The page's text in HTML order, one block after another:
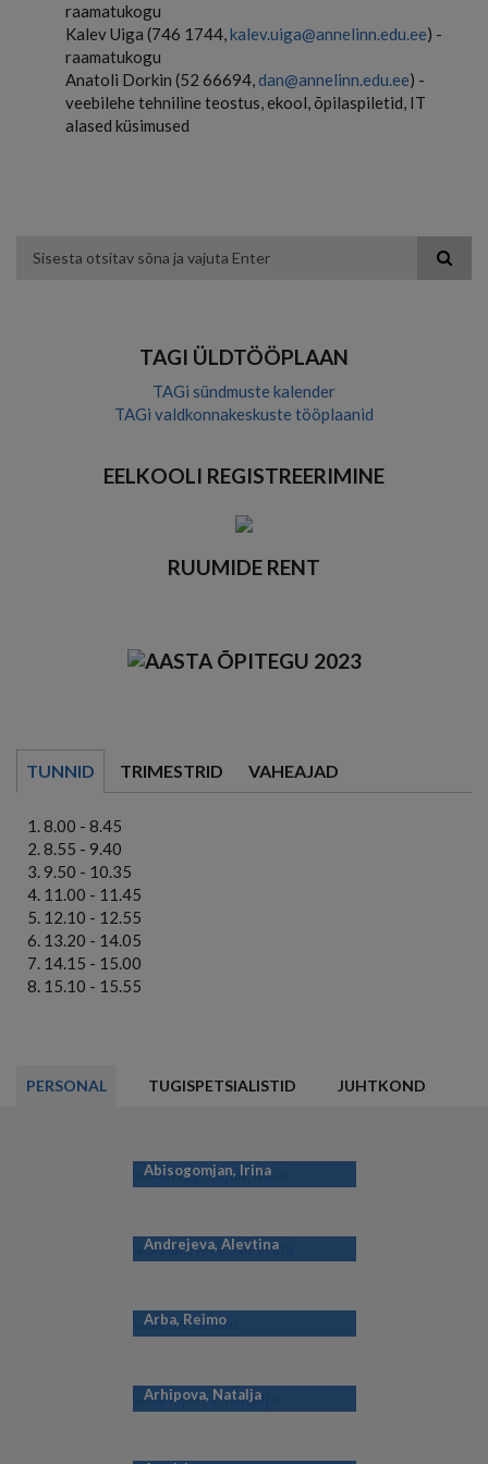
raamatukogu
Kalev Uiga (746 1744,kalev.uiga@annelinn.edu.ee) -
raamatukogu
Anatoli Dorkin (52 66694,dan@annelinn.edu.ee) -
veebilehe tehniline teostus, ekool, õpilaspiletid, IT
alased küsimused
TAGI ÜLDTÖÖPLAAN
TAGi sündmuste kalender
TAGi valdkonnakeskuste tööplaanid
EELKOOLI REGISTREERIMINE
RUUMIDE RENT
TUNNID TRIMESTRID VAHEAJAD
8.00 - 8.45
8.55 - 9.40
9.50 - 10.35
11.00 - 11.45
12.10 - 12.55
13.20 - 14.05
14.15 - 15.00
15.10 - 15.55
PERSONAL TUGISPETSIALISTID JUHTKOND
Abisogomjan, Irina
Andrejeva, Alevtina
Arba, Reimo
Arhipova, Natalja